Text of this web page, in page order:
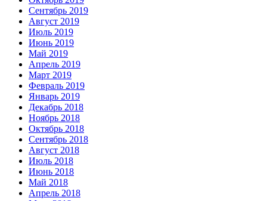
Сентябрь 2019
Август 2019
Июль 2019
Июнь 2019
Май 2019
Апрель 2019
Март 2019
Февраль 2019
Январь 2019
Декабрь 2018
Ноябрь 2018
Октябрь 2018
Сентябрь 2018
Август 2018
Июль 2018
Июнь 2018
Май 2018
Апрель 2018